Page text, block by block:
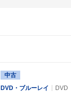
中古
DVD・ブルーレイ
DVD